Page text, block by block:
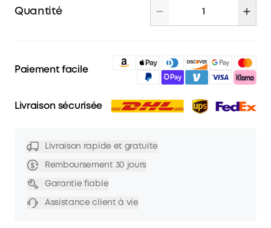
Quantité
Paiement facile
Livraison sécurisée
Livraison rapide et gratuite
Remboursement 30 jours
Garantie fiable
Assistance client à vie